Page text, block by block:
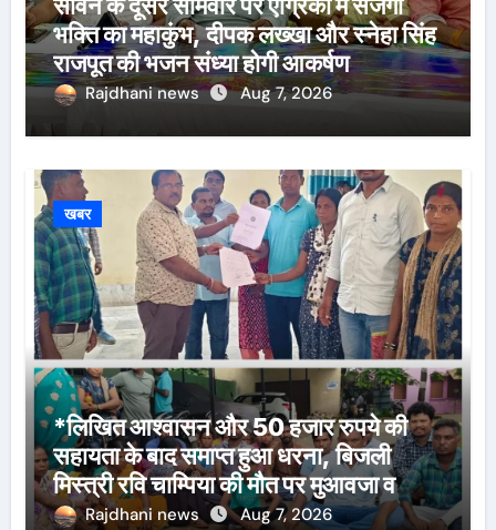
सावन के दूसरे सोमवार पर एग्रिको में सजेगा
भक्ति का महाकुंभ, दीपक लख्खा और स्नेहा सिंह
राजपूत की भजन संध्या होगी आकर्षण
Rajdhani news Aug 7, 2026
खबर
*लिखित आश्वासन और 50 हजार रुपये की
सहायता के बाद समाप्त हुआ धरना, बिजली
मिस्त्री रवि चाम्पिया की मौत पर मुआवजा व
नौकरी की मांग*
Rajdhani news Aug 7, 2026